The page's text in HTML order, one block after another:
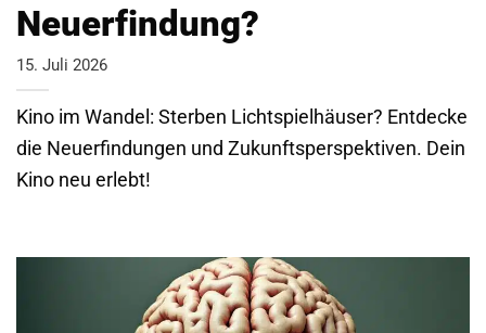
Neuerfindung?
15. Juli 2026
Kino im Wandel: Sterben Lichtspielhäuser? Entdecke
die Neuerfindungen und Zukunftsperspektiven. Dein
Kino neu erlebt!